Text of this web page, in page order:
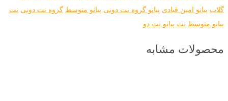
گلاب پیانو امین قبادی پیانو گروه نت دونی پیانو متوسط گروه نت دونی نت
پیانو متوسط نت پیانو نت دو
محصولات مشابه